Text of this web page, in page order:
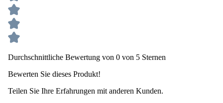
Durchschnittliche Bewertung von 0 von 5 Sternen
Bewerten Sie dieses Produkt!
Teilen Sie Ihre Erfahrungen mit anderen Kunden.